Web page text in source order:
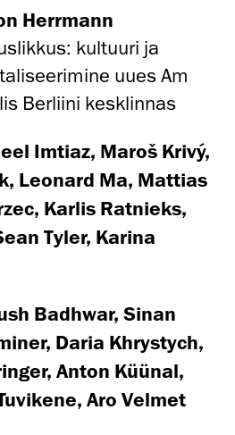
Herrmann
kultuuri ja
uues Am
Berliini kesklinnas
Imtiaz, Maroš Krivý,
Leonard Ma, Mattias
Karlis Ratnieks,
Tyler, Karina
Badhwar, Sinan
Daria Khrystych,
Anton Küünal,
Aro Velmet